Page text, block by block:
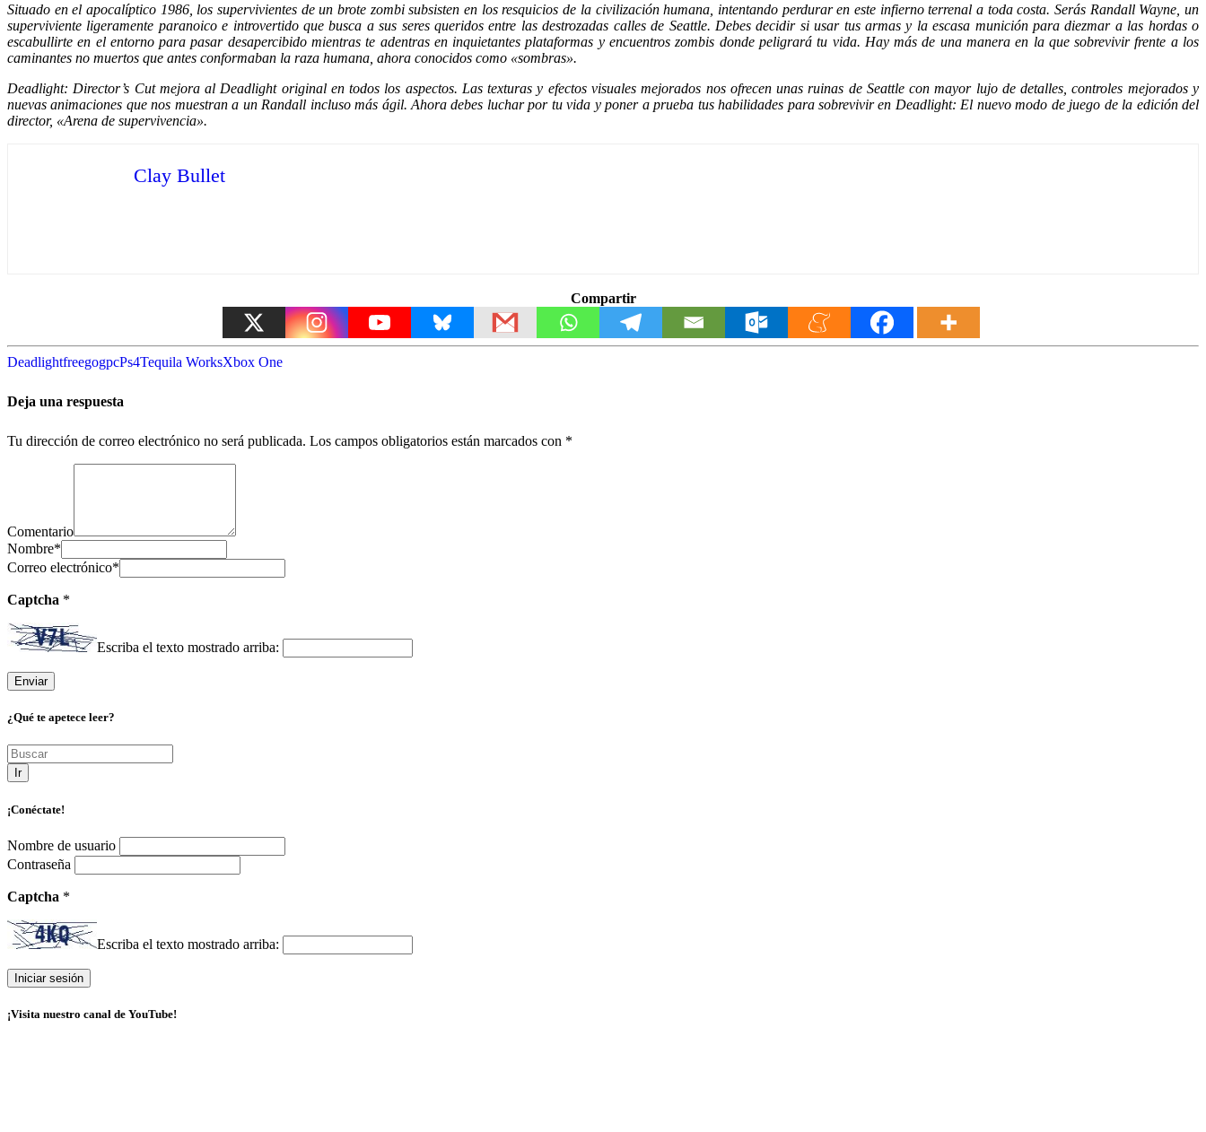
Situado en el apocalíptico 1986, los supervivientes de un brote zombi subsisten en los resquicios de la civilización humana, intentando perdurar en este infierno terrenal a toda costa. Serás Randall Wayne, un
superviviente ligeramente paranoico e introvertido que busca a sus seres queridos entre las destrozadas calles de Seattle. Debes decidir si usar tus armas y la escasa munición para diezmar a las hordas o
escabullirte en el entorno para pasar desapercibido mientras te adentras en inquietantes plataformas y encuentros zombis donde peligrará tu vida. Hay más de una manera en la que sobrevivir frente a los
caminantes no muertos que antes conformaban la raza humana, ahora conocidos como «sombras».
Deadlight: Director’s Cut mejora al Deadlight original en todos los aspectos. Las texturas y efectos visuales mejorados nos ofrecen unas ruinas de Seattle con mayor lujo de detalles, controles mejorados y
nuevas animaciones que nos muestran a un Randall incluso más ágil. Ahora debes luchar por tu vida y poner a prueba tus habilidades para sobrevivir en Deadlight: El nuevo modo de juego de la edición del
director, «Arena de supervivencia».
Clay Bullet
Compartir
DeadlightfreegogpcPs4Tequila WorksXbox One
Deja una respuesta
Tu dirección de correo electrónico no será publicada. Los campos obligatorios están marcados con *
Comentario
Nombre*
Correo electrónico*
Captcha *
Escriba el texto mostrado arriba:
¿Qué te apetece leer?
Ir
¡Conéctate!
Nombre de usuario
Contraseña
Captcha *
Escriba el texto mostrado arriba:
¡Visita nuestro canal de YouTube!